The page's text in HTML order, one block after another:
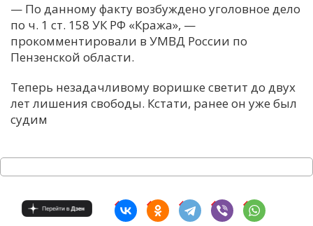
— По данному факту возбуждено уголовное дело
по ч. 1 ст. 158 УК РФ «Кража», —
прокомментировали в УМВД России по
Пензенской области.
Теперь незадачливому воришке светит до двух
лет лишения свободы. Кстати, ранее он уже был
судим